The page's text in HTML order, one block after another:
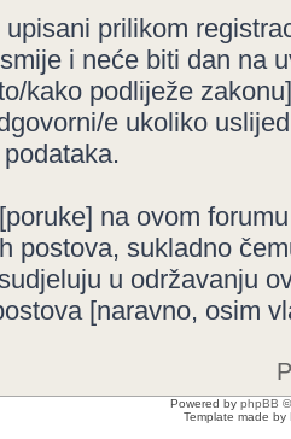
prilikom
i neće biti dan na
kako podliježe
e ukoliko
na ovom
postova, sukladno
u održavanju
[naravno, osim
Powered by phpBB
Template made by